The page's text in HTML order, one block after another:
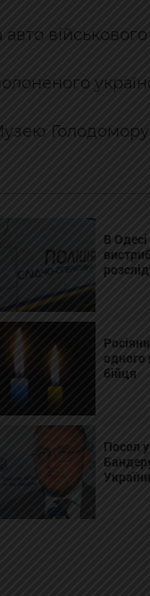
авто
В
одного
бійця
Посол